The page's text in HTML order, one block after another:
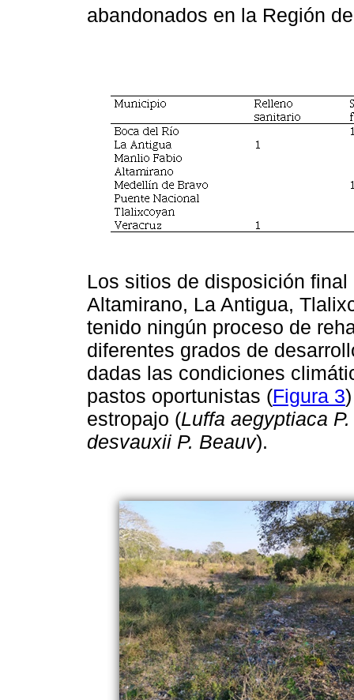
abandonados en la Región
Los sitios de disposición
Altamirano, La Antigua,
tenido ningún proceso de
diferentes grados de
dadas las condiciones
pastos oportunistas (Figura 3
estropajo (Luffa aegyptiaca
desvauxii P. Beauv).